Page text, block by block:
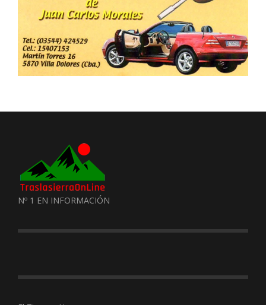
Nº 1 EN INFORMACIÓN